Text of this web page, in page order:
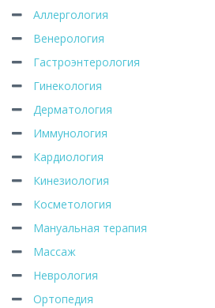
Аллергология
Венерология
Гастроэнтерология
Гинекология
Дерматология
Иммунология
Кардиология
Кинезиология
Косметология
Мануальная терапия
Массаж
Неврология
Ортопедия